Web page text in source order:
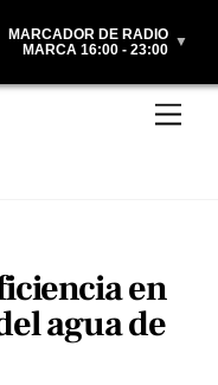
MARCADOR DE RADIO
MARCA 16:00 - 23:00 ▼
en
agua de